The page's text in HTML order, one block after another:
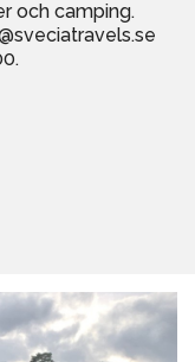
och camping.